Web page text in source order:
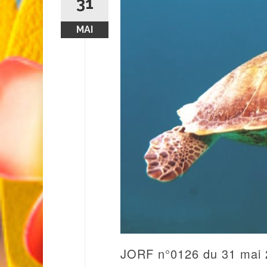
MAI
JORF n°0126 du 31 mai